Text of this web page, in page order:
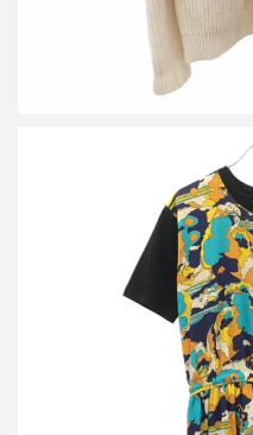
ルイヴィトン 20SS
買取
詳